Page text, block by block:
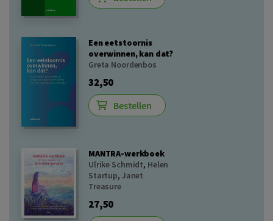
Een eetstoornis
overwinnen, kan dat?
Greta Noordenbos
32,50
Bestellen
MANTRA-werkboek
Ulrike Schmidt, Helen
Startup, Janet
Treasure
27,50